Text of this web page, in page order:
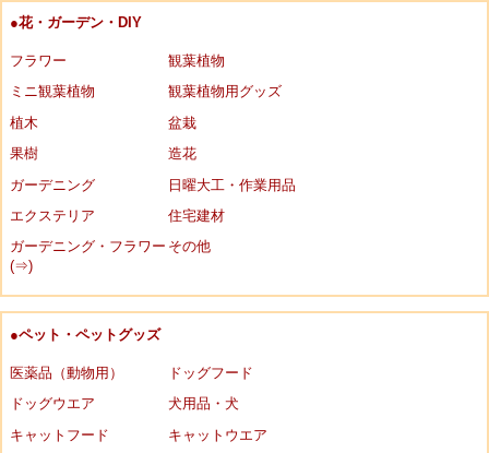
●花・ガーデン・DIY
フラワー
観葉植物
ミニ観葉植物
観葉植物用グッズ
植木
盆栽
果樹
造花
ガーデニング
日曜大工・作業用品
エクステリア
住宅建材
ガーデニング・フラワー
(⇒)
その他
●ペット・ペットグッズ
医薬品（動物用）
ドッグフード
ドッグウエア
犬用品・犬
キャットフード
キャットウエア